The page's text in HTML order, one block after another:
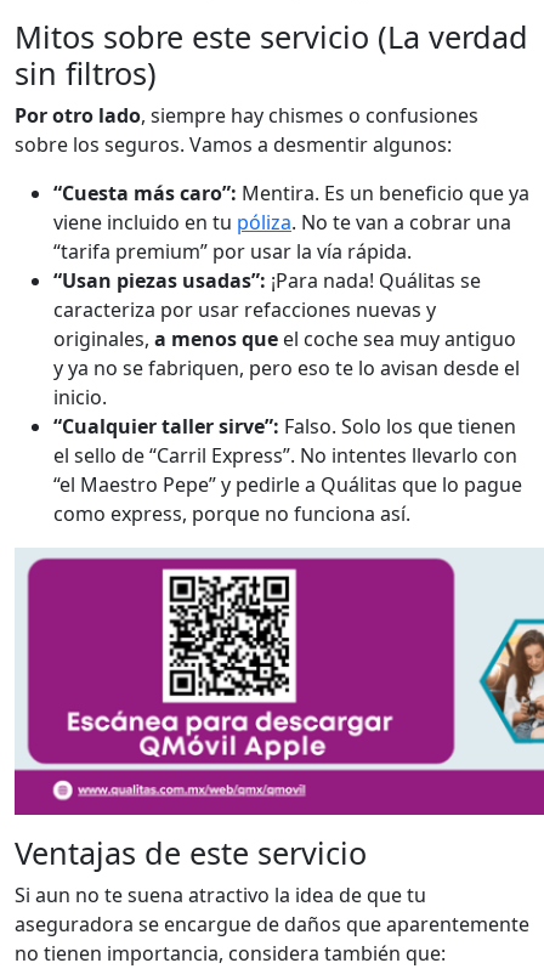
Mitos sobre este servicio (La verdad
sin filtros)
Por otro lado, siempre hay chismes o confusiones
sobre los seguros. Vamos a desmentir algunos:
“Cuesta más caro”: Mentira. Es un beneficio que ya
viene incluido en tu póliza. No te van a cobrar una
“tarifa premium” por usar la vía rápida.
“Usan piezas usadas”: ¡Para nada! Quálitas se
caracteriza por usar refacciones nuevas y
originales, a menos que el coche sea muy antiguo
y ya no se fabriquen, pero eso te lo avisan desde el
inicio.
“Cualquier taller sirve”: Falso. Solo los que tienen
el sello de “Carril Express”. No intentes llevarlo con
“el Maestro Pepe” y pedirle a Quálitas que lo pague
como express, porque no funciona así.
Ventajas de este servicio
Si aun no te suena atractivo la idea de que tu
aseguradora se encargue de daños que aparentemente
no tienen importancia, considera también que: